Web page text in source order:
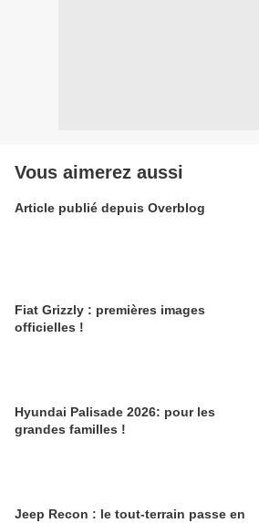
Vous aimerez aussi
Article publié depuis Overblog
Fiat Grizzly : premières images
officielles !
Hyundai Palisade 2026: pour les
grandes familles !
Jeep Recon : le tout-terrain passe en